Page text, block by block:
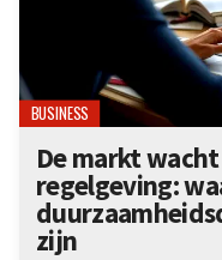
BUSINESS
De markt
regelgeving:
zijn